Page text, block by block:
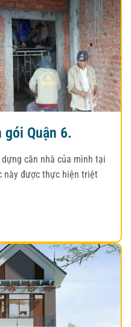
Quận 6.
căn nhà của mình tại
này được thực hiện triệt